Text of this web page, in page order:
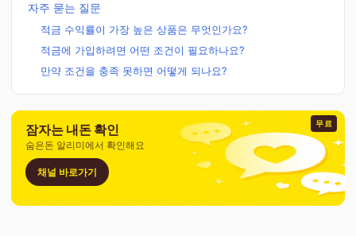
자주 묻는 질문
적금 수익률이 가장 높은 상품은 무엇인가요?
적금에 가입하려면 어떤 조건이 필요하나요?
만약 조건을 충족 못하면 어떻게 되나요?
무료
잠자는 내돈 확인
숨은돈 알리미에서 확인해요
채널 바로가기